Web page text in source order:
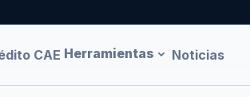
CAE Herramientas Noticias